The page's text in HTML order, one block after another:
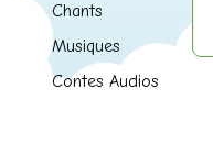
Chants
Musiques
Contes Audios